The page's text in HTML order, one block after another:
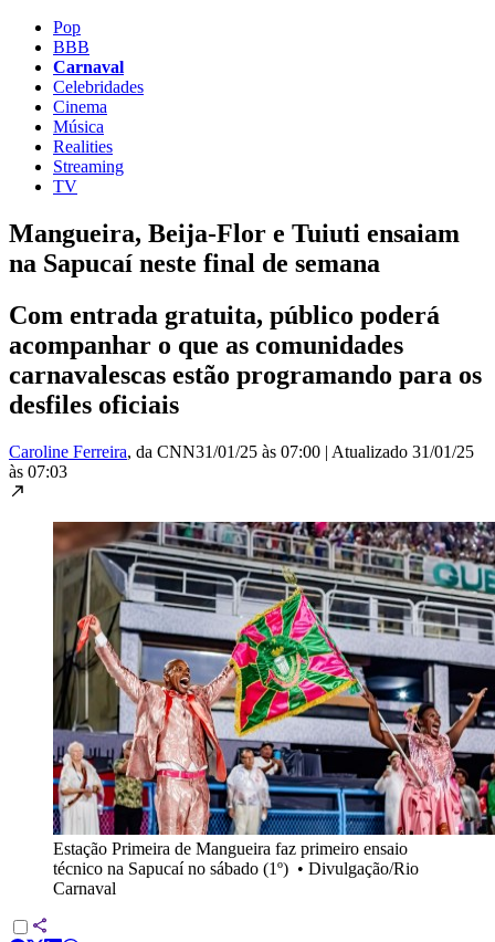
Pop
BBB
Carnaval
Celebridades
Cinema
Música
Realities
Streaming
TV
Mangueira, Beija-Flor e Tuiuti ensaiam
na Sapucaí neste final de semana
Com entrada gratuita, público poderá
acompanhar o que as comunidades
carnavalescas estão programando para os
desfiles oficiais
Caroline Ferreira, da CNN31/01/25 às 07:00 | Atualizado 31/01/25
às 07:03
Estação Primeira de Mangueira faz primeiro ensaio
técnico na Sapucaí no sábado (1º) • Divulgação/Rio
Carnaval